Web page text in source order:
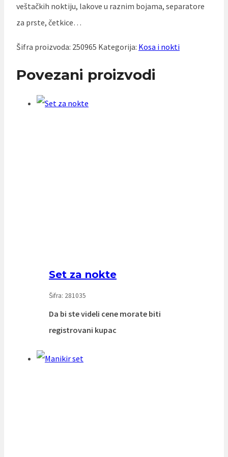
veštačkih noktiju, lakove u raznim bojama, separatore
za prste, četkice…
Šifra proizvoda: 250965 Kategorija: Kosa i nokti
Povezani proizvodi
Set za nokte
Šifra: 281035
Da bi ste videli cene morate biti
registrovani kupac